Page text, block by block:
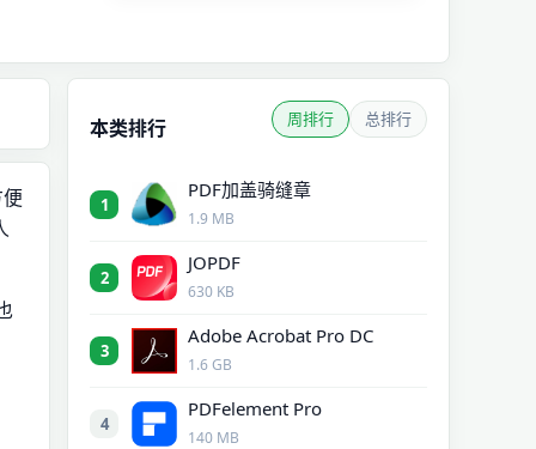
本类排行 周排行 总排行
1
PDF加盖骑缝章
1.9 MB
2
JOPDF
630 KB
3
Adobe Acrobat Pro DC
1.6 GB
4
PDFelement Pro
140 MB